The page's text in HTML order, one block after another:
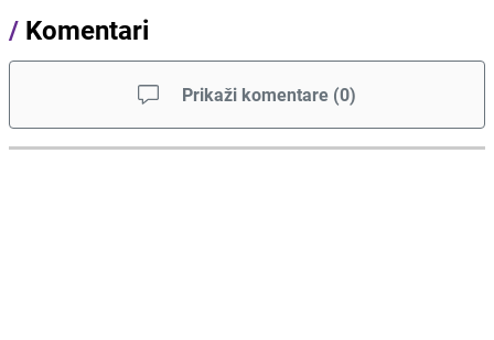
/ Komentari
Prikaži komentare (0)